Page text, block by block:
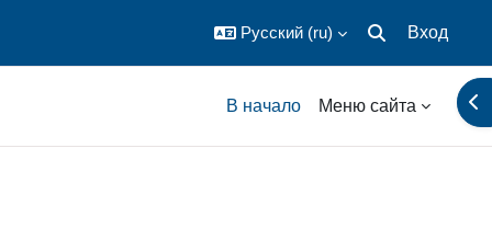
Русский ‎(ru)‎
Изменить
Вход
В начало Меню сайта